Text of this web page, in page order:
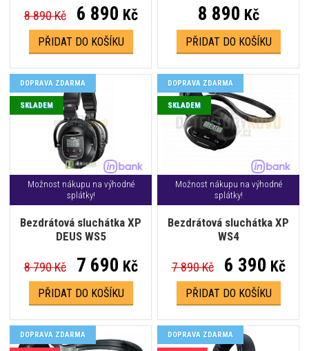
8 890 Kč 6 890 Kč
PŘIDAT DO KOŠÍKU
8 890 Kč
PŘIDAT DO KOŠÍKU
Možnost nákupu na výhodné
splátky!
Bezdrátová sluchátka XP
DEUS WS5
DOPRAVA ZDARMA
SKLADEM
8 790 Kč 7 690 Kč
PŘIDAT DO KOŠÍKU
Možnost nákupu na výhodné
splátky!
Bezdrátová sluchátka XP
WS4
DOPRAVA ZDARMA
SKLADEM
7 890 Kč 6 390 Kč
PŘIDAT DO KOŠÍKU
DOPRAVA ZDARMA DOPRAVA ZDARMA